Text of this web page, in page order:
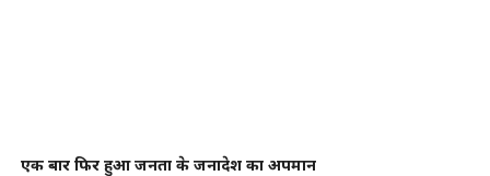
एक बार फिर हुआ जनता के जनादेश का अपमान